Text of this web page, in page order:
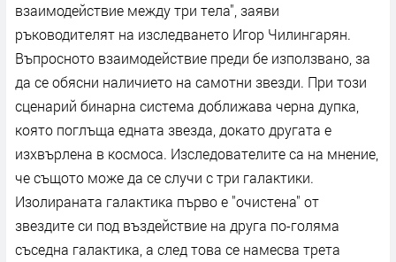
взаимодействие между три тела", заяви
ръководителят на изследването Игор Чилингарян.
Въпросното взаимодействие преди бе използвано, за
да се обясни наличието на самотни звезди. При този
сценарий бинарна система доближава черна дупка,
която поглъща едната звезда, докато другата е
изхвърлена в космоса. Изследователите са на мнение,
че същото може да се случи с три галактики.
Изолираната галактика първо е "очистена" от
звездите си под въздействие на друга по-голяма
съседна галактика, а след това се намесва трета